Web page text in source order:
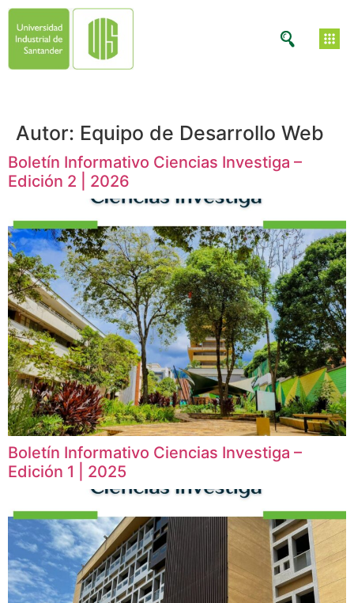
Autor: Equipo de Desarrollo Web
Boletín Informativo Ciencias Investiga –
Edición 2 | 2026
Boletín Informativo Ciencias Investiga –
Edición 1 | 2025